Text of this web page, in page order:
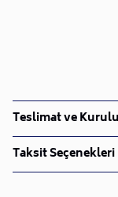
Teslimat ve
Teslimat ve
• Siparişlerinizi
Taksit Seçenekleri